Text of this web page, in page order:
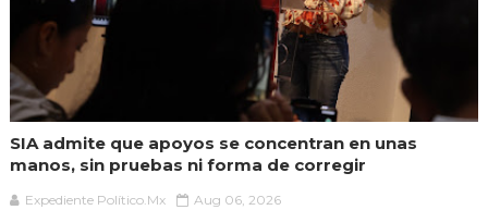
SIA admite que apoyos se concentran en unas
manos, sin pruebas ni forma de corregir
Expediente Político.Mx Aug 06, 2026